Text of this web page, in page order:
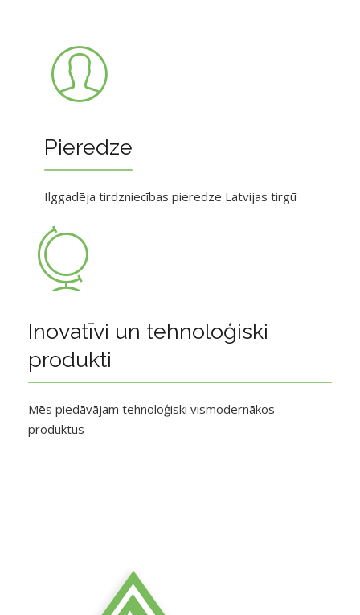
Pieredze
Ilggadēja tirdzniecības pieredze Latvijas tirgū
Inovatīvi un tehnoloģiski
produkti
Mēs piedāvājam tehnoloģiski vismodernākos
produktus